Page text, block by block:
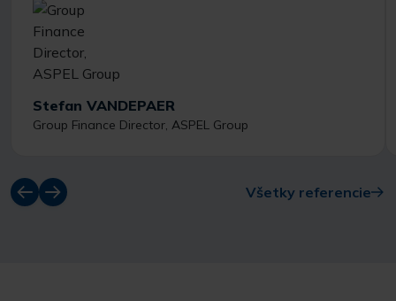
Stefan VANDEPAER
Group Finance Director, ASPEL Group
Všetky referencie